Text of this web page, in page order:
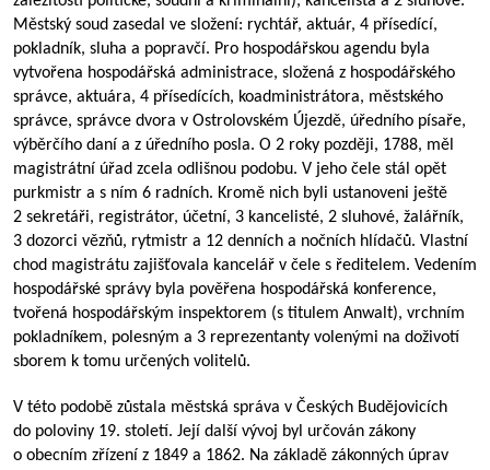
Městský soud zasedal ve složení: rychtář, aktuár, 4 přísedící,
pokladník, sluha a popravčí. Pro hospodářskou agendu byla
vytvořena hospodářská administrace, složená z hospodářského
správce, aktuára, 4 přísedících, koadministrátora, městského
správce, správce dvora v Ostrolovském Újezdě, úředního písaře,
výběrčího daní a z úředního posla. O 2 roky později, 1788, měl
magistrátní úřad zcela odlišnou podobu. V jeho čele stál opět
purkmistr a s ním 6 radních. Kromě nich byli ustanoveni ještě
2 sekretáři, registrátor, účetní, 3 kancelisté, 2 sluhové, žalářník,
3 dozorci vězňů, rytmistr a 12 denních a nočních hlídačů. Vlastní
chod magistrátu zajišťovala kancelář v čele s ředitelem. Vedením
hospodářské správy byla pověřena hospodářská konference,
tvořená hospodářským inspektorem (s titulem Anwalt), vrchním
pokladníkem, polesným a 3 reprezentanty volenými na doživotí
sborem k tomu určených volitelů.
V této podobě zůstala městská správa v Českých Budějovicích
do poloviny 19. století. Její další vývoj byl určován zákony
o obecním zřízení z 1849 a 1862. Na základě zákonných úprav